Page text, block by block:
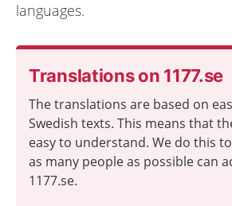
languages.
Translations on 1177.se
The translations are based on
Swedish texts. This means that
easy to understand. We do this
as many people as possible can
1177.se.